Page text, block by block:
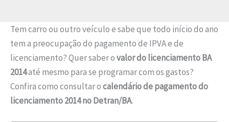
Tem carro ou outro veículo e sabe que todo início do ano
tem a preocupação do pagamento de IPVA e de
licenciamento? Quer saber ovalor do licenciamento BA
2014até mesmo para se programar com os gastos?
Confira como consultar ocalendário de pagamento do
licenciamento 2014 no Detran/BA.